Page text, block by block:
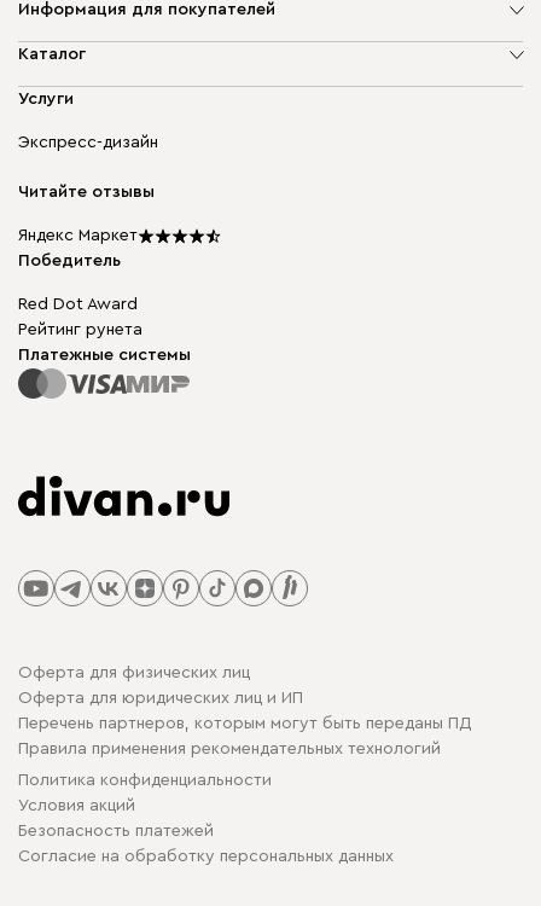
Информация для покупателей
О компании
Доставка и оплата
диван.клуб
Карьера
Подарочные сертификаты
Мы в прессе
Каталог
Мягкая мебель
Бескаркасная мебель
Столы и стулья
Услуги
Экспресс-дизайн
Читайте отзывы
Яндекс Маркет
Победитель
Red Dot Award
Рейтинг рунета
Платежные системы
Оферта для физических лиц
Оферта для юридических лиц и ИП
Перечень партнеров, которым могут быть переданы ПД
Правила применения рекомендательных технологий
Политика конфиденциальности
Условия акций
Безопасность платежей
Cогласие на обработку персональных данных